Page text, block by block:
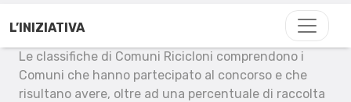
L’INIZIATIVA
Le classifiche di Comuni Ricicloni comprendono i
Comuni che hanno partecipato al concorso e che
risultano avere, oltre ad una percentuale di raccolta